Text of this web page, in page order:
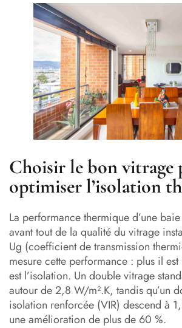
Choisir le bon vitrage
optimiser l’isolation
La performance thermique d’une
avant tout de la qualité du vitrage
Ug (coefficient de transmission
mesure cette performance : plus il
est l’isolation. Un double vitrage
autour de 2,8 W/m².K, tandis qu’un
isolation renforcée (VIR) descend à
une amélioration de plus de 60 %.